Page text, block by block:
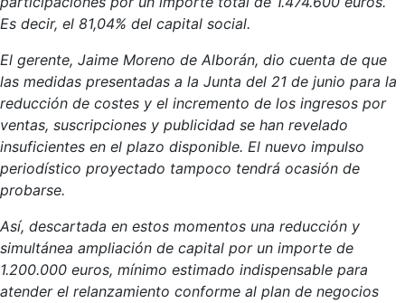
Es decir, el 81,04% del capital social.
El gerente, Jaime Moreno de Alborán, dio cuenta de que
las medidas presentadas a la Junta del 21 de junio para la
reducción de costes y el incremento de los ingresos por
ventas, suscripciones y publicidad se han revelado
insuficientes en el plazo disponible. El nuevo impulso
periodístico proyectado tampoco tendrá ocasión de
probarse.
Así, descartada en estos momentos una reducción y
simultánea ampliación de capital por un importe de
1.200.000 euros, mínimo estimado indispensable para
atender el relanzamiento conforme al plan de negocios